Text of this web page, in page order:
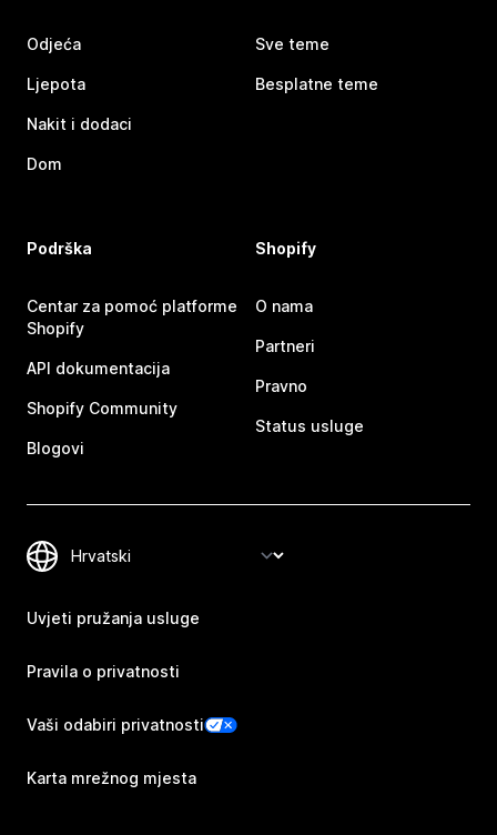
Odjeća
Ljepota
Nakit i dodaci
Dom
Sve teme
Besplatne teme
Podrška
Centar za pomoć platforme
Shopify
API dokumentacija
Shopify Community
Blogovi
Shopify
O nama
Partneri
Pravno
Status usluge
Uvjeti pružanja usluge
Pravila o privatnosti
Vaši odabiri privatnosti
Karta mrežnog mjesta